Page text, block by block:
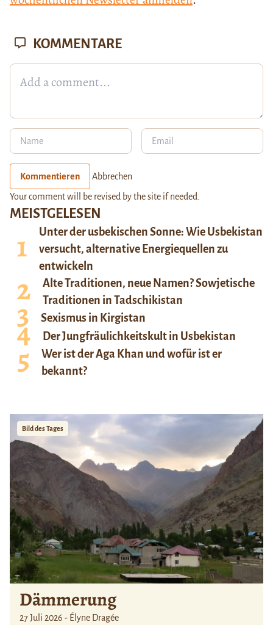
MEISTGELESEN
Unter der usbekischen Sonne: Wie Usbekistan
versucht, alternative Energiequellen zu
entwickeln
Alte Traditionen, neue Namen? Sowjetische
Traditionen in Tadschikistan
Sexismus in Kirgistan
Der Jungfräulichkeitskult in Usbekistan
Wer ist der Aga Khan und wofür ist er
bekannt?
Bild des Tages
Dämmerung
27 Juli 2026 - Élyne Dragée
KOMMENTARE
Kommentieren Abbrechen
Your comment will be revised by the site if needed.